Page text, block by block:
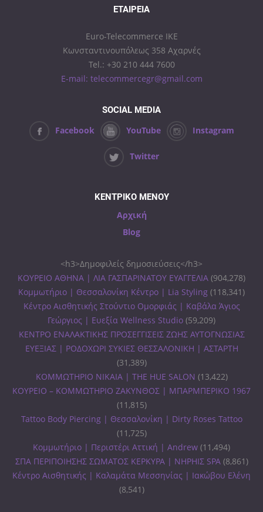
ΕΤΑΙΡΕΊΑ
Euro-Telecommerce IKE
Κωνσταντινουπόλεως 358 Αχαρνές
Tel.: +30 210 444 7600
E-mail: telecommercegr@gmail.com
SOCIAL MEDIA
Facebook YouTube Instagram
Twitter
ΚΕΝΤΡΙΚΟ ΜΕΝΟΥ
Αρχική
Blog
<h3>Δημοφιλείς δημοσιεύσεις</h3>
ΚΟΥΡΕΙΟ ΑΘΗΝΑ | ΛΙΑ ΓΑΣΠΑΡΙΝΑΤΟΥ ΕΥΑΓΓΕΛΙΑ (904,278)
Κομμωτήριο | Θεσσαλονίκη Κέντρο | Lia Styling (118,341)
Κέντρο Αισθητικής Στούντιο Ομορφιάς | Καβάλα Άγιος
Γεώργιος | Ευεξία Wellness Studio (59,209)
ΚΕΝΤΡΟ ΕΝΑΛΑΚΤΙΚΗΣ ΠΡΟΣΕΓΓΙΣΕΙΣ ΖΩΗΣ ΑΥΤΟΓΝΩΣΙΑΣ
ΕΥΕΞΙΑΣ | ΡΟΔΟΧΩΡΙ ΣΥΚΙΕΣ ΘΕΣΣΑΛΟΝΙΚΗ | ΑΣΤΑΡΤΗ
(31,389)
ΚΟΜΜΩΤΗΡΙΟ ΝΙΚΑΙΑ | THE HUE SALON (13,422)
ΚΟΥΡΕΙΟ – ΚΟΜΜΩΤΗΡΙΟ ΖΑΚΥΝΘΟΣ | ΜΠΑΡΜΠΕΡΙΚΟ 1967
(11,815)
Tattoo Body Piercing | Θεσσαλονίκη | Dirty Roses Tattoo
(11,725)
Κομμωτήριο | Περιστέρι Αττική | Andrew (11,494)
ΣΠΑ ΠΕΡΙΠΟΙΗΣΗΣ ΣΩΜΑΤΟΣ ΚΕΡΚΥΡΑ | ΝΗΡΗΙΣ SPA (8,861)
Κέντρο Αισθητικής | Καλαμάτα Μεσσηνίας | Ιακώβου Ελένη
(8,541)